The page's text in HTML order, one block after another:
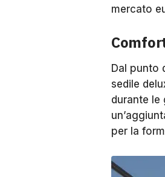
mercato
Dal punto
sedile
durante le
per la